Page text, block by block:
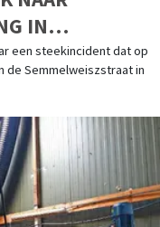
IN
een steekincident dat op
de Semmelweiszstraat in